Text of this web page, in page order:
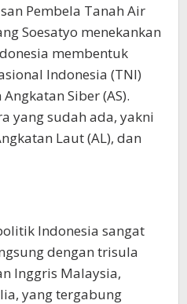
Pembela Tanah Air
Soesatyo menekankan
membentuk
Indonesia (TNI)
Siber (AS).
yang sudah ada, yakni
Laut (AL), dan
Indonesia sangat
dengan trisula
Inggris Malaysia,
yang tergabung